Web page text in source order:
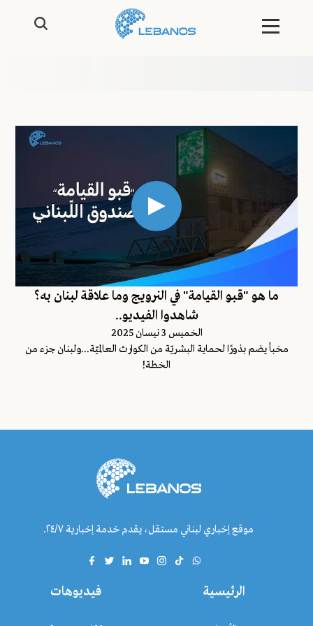
ما هو "قبو القيامة" في النرويج وما علاقة لبنان به؟
شاهدوا الفيديو..
الخميس 3 نيسان 2025
مخبأ يضم بذورًا لحماية البشريّة من الكوارث العالميّة...ولبنان جزء من
الخطة!
موقع إخباري لبناني مستقل، يقدم خدمة إخبارية ٢٤/٧.
الرئيسية فيديوهات